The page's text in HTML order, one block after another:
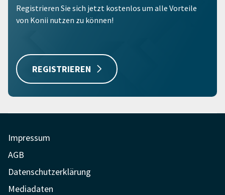
Registrieren Sie sich jetzt kostenlos um alle Vorteile
von Konii nutzen zu können!
REGISTRIEREN
Impressum
AGB
Datenschutzerklärung
Mediadaten